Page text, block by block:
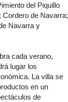
del Piquillo
Cordero de Navarra;
Navarra y
cada verano,
lugar los
La villa se
en un
de